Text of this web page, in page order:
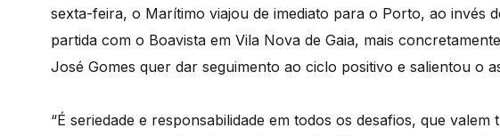
sexta-feira, o Marítimo viajou de imediato para o Porto, ao invés
partida com o Boavista em Vila Nova de Gaia, mais
José Gomes quer dar seguimento ao ciclo positivo e salientou o
“É seriedade e responsabilidade em todos os desafios, que